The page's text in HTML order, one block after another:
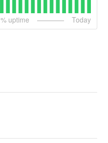
% uptime Today